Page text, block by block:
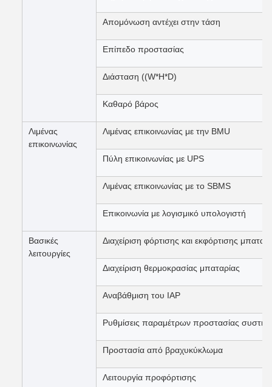
Απομόνωση αντέχει στην τάση
Επίπεδο προστασίας
Διάσταση ((W*H*D)
Καθαρό βάρος
Λιμένας
επικοινωνίας
Λιμένας επικοινωνίας με την BMU
Πύλη επικοινωνίας με UPS
Λιμένας επικοινωνίας με το SBMS
Επικοινωνία με λογισμικό υπολογιστή
Βασικές
λειτουργίες
Διαχείριση φόρτισης και εκφόρτισης
Διαχείριση θερμοκρασίας μπαταρίας
Αναβάθμιση του IAP
Ρυθμίσεις παραμέτρων προστασίας
Προστασία από βραχυκύκλωμα
Λειτουργία προφόρτισης